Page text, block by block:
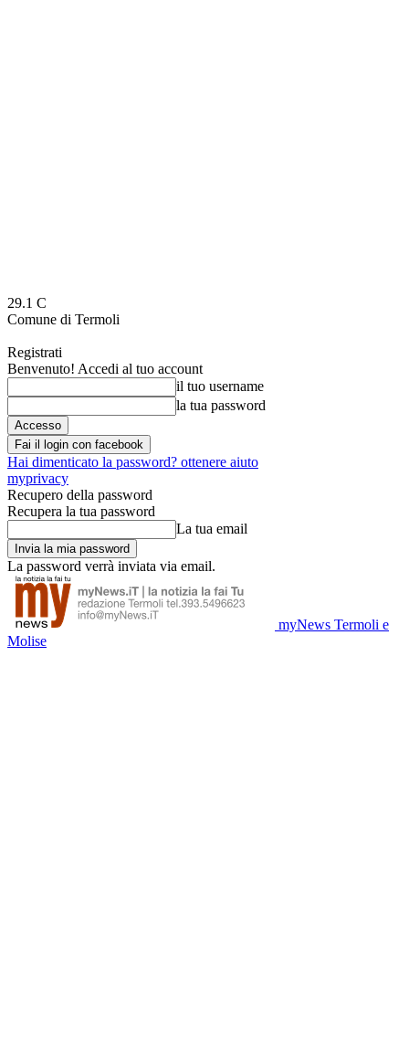
29.1 C
Comune di Termoli
Registrati
Benvenuto! Accedi al tuo account
il tuo username
la tua password
Fai il login con facebook
Hai dimenticato la password? ottenere aiuto
myprivacy
Recupero della password
Recupera la tua password
La tua email
La password verrà inviata via email.
myNews Termoli e
Molise